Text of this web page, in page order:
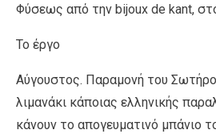
Φύσεως από την bijoux de kant,
Το έργο
Aύγουστος. Παραμονή του
λιμανάκι κάποιας ελληνικής
κάνουν το απογευματινό μπάνιο